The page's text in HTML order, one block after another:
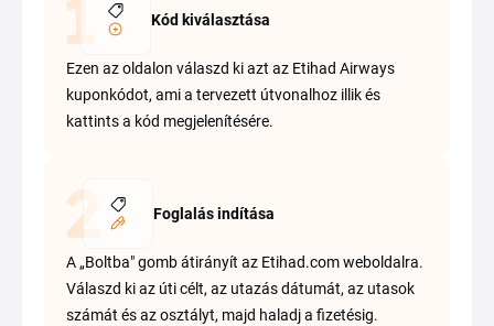
Kód kiválasztása
Ezen az oldalon válaszd ki azt az Etihad Airways
kuponkódot, ami a tervezett útvonalhoz illik és
kattints a kód megjelenítésére.
Foglalás indítása
A „Boltba" gomb átirányít az Etihad.com weboldalra.
Válaszd ki az úti célt, az utazás dátumát, az utasok
számát és az osztályt, majd haladj a fizetésig.